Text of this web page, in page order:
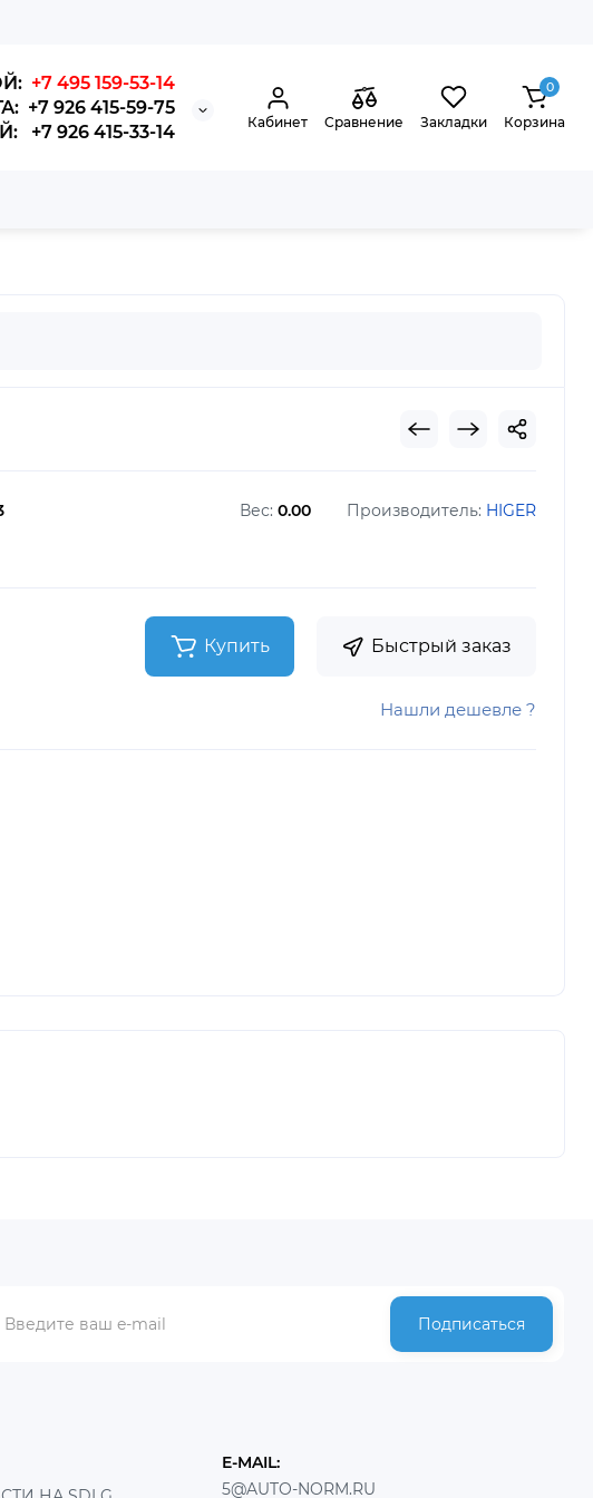
+7 495 159-53-14
+7 926 415-59-75
+7 926 415-33-14
Кабинет Сравнение Закладки
0
Корзина
Производитель: HIGER
Вес:0.00
Купить Быстрый заказ
Нашли дешевле ?
Подписаться
E-MAIL:
5@AUTO-NORM.RU